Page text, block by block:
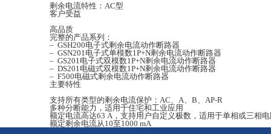
剩余电流特性：AC型
客户受益
高品质
完整的产品系列：
– GSH200电子式剩余电流动作断路器
– GSN201电子式单模数1P+N剩余电流动作断路器
– GS201电子式双模数1P+N剩余电流动作断路器
– DS201电磁式双模数1P+N剩余电流动作断路器
– F500电磁式剩余电流动作断路器
主要特性
支持所有类型的剩余电流保护：AC、A、B、AP-R
多种分断能力，适用于住宅和工业应用
额定电流高达63 A，支持用户自定义极数，适用于单相或三相
额定剩余电流从10至1000 mA